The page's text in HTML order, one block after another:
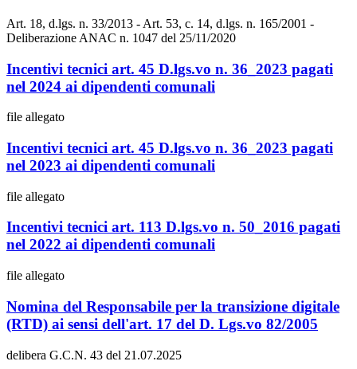
Art. 18, d.lgs. n. 33/2013 - Art. 53, c. 14, d.lgs. n. 165/2001 -
Deliberazione ANAC n. 1047 del 25/11/2020
Incentivi tecnici art. 45 D.lgs.vo n. 36_2023 pagati
nel 2024 ai dipendenti comunali
file allegato
Incentivi tecnici art. 45 D.lgs.vo n. 36_2023 pagati
nel 2023 ai dipendenti comunali
file allegato
Incentivi tecnici art. 113 D.lgs.vo n. 50_2016 pagati
nel 2022 ai dipendenti comunali
file allegato
Nomina del Responsabile per la transizione digitale
(RTD) ai sensi dell'art. 17 del D. Lgs.vo 82/2005
delibera G.C.N. 43 del 21.07.2025